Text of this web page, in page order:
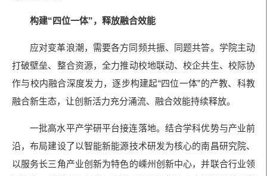
构建“四位一体”，释放融合效能
应对变革浪潮，需要各方同频共振、同题共答。学院主动
打破壁垒、整合资源，全力推动校地联动、校企共生、校际协
作与校内融合深度发力，逐步构建起“四位一体”的产教、科教
融合新生态，让创新活力充分涌流、融合效能持续释放。
一批高水平产学研平台接连落地。结合学科优势与产业前
沿，布局建设了以智能新能源技术研发为核心的南昌研究院、
以服务长三角产业创新为特色的嵊州创新中心，并联合行业领